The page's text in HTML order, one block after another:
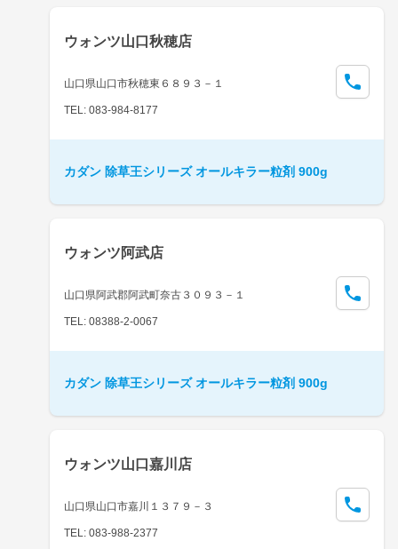
ウォンツ山口秋穂店
山口県山口市秋穂東６８９３－１
TEL: 083-984-8177
カダン 除草王シリーズ オールキラー粒剤 900g
ウォンツ阿武店
山口県阿武郡阿武町奈古３０９３－１
TEL: 08388-2-0067
カダン 除草王シリーズ オールキラー粒剤 900g
ウォンツ山口嘉川店
山口県山口市嘉川１３７９－３
TEL: 083-988-2377